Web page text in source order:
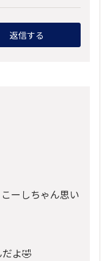
返信する
ーしちゃん思い
よ🤣